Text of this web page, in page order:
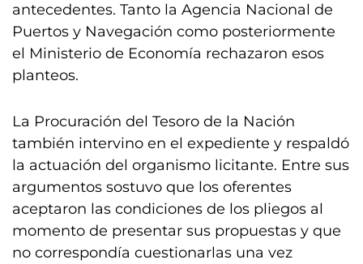
antecedentes. Tanto la Agencia Nacional de
Puertos y Navegación como posteriormente
el Ministerio de Economía rechazaron esos
planteos.
La Procuración del Tesoro de la Nación
también intervino en el expediente y respaldó
la actuación del organismo licitante. Entre sus
argumentos sostuvo que los oferentes
aceptaron las condiciones de los pliegos al
momento de presentar sus propuestas y que
no correspondía cuestionarlas una vez